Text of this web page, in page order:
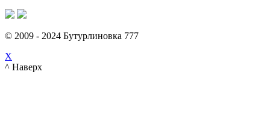
© 2009 - 2024 Бутурлиновка 777
X
^ Наверх